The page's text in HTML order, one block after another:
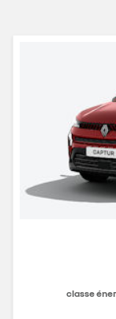
classe